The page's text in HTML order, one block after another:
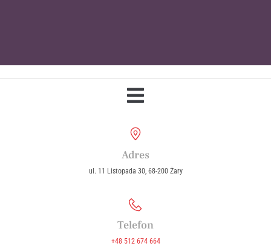
Adres
ul. 11 Listopada 30, 68-200 Żary
Telefon
+48 512 674 664